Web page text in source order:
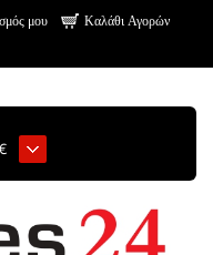
μου
Καλάθι Αγορών